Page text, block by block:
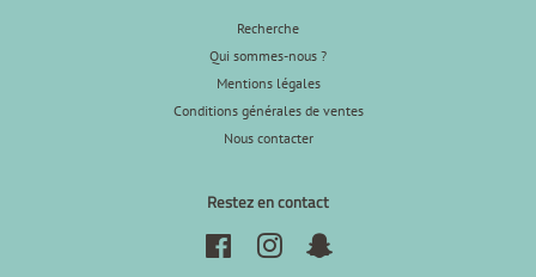
Recherche
Qui sommes-nous ?
Mentions légales
Conditions générales de ventes
Nous contacter
Restez en contact
FacebookInstagram